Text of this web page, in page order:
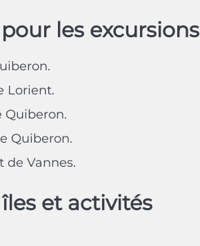
les excursions
Lorient.
Quiberon.
de Vannes.
et activités